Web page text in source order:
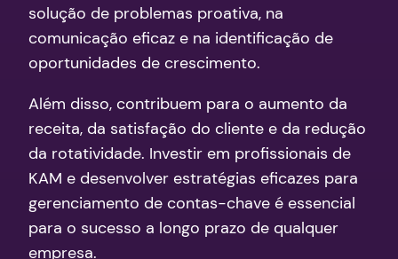
solução de problemas proativa, na
comunicação eficaz e na identificação de
oportunidades de crescimento.
Além disso, contribuem para o aumento da
receita, da satisfação do cliente e da redução
da rotatividade. Investir em profissionais de
KAM e desenvolver estratégias eficazes para
gerenciamento de contas-chave é essencial
para o sucesso a longo prazo de qualquer
empresa.